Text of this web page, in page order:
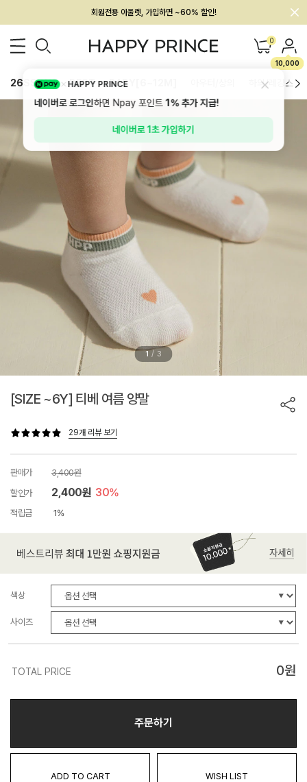
회원전용 아울렛, 가입하면 ~60% 할인!
멤버십 최대 28,000원 혜택 0
10,000
26SS 신상 BEST BABY[6~12M] 하의/레깅스
1 / 3
[SIZE ~6Y] 티베 여름 양말
29개 리뷰 보기
판매가
3,400원
할인가
2,400원 30%
적립금 1%
색상
사이즈
TOTAL PRICE 0원
주문하기
ADD TO CART WISH LIST
HAPPY PRINCE
네이버로 로그인하면 Npay 포인트1%추가 지급!
네이버로 1초 가입하기